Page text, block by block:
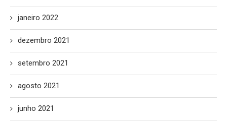
janeiro 2022
dezembro 2021
setembro 2021
agosto 2021
junho 2021